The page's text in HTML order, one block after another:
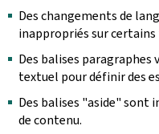
Des changements de
inappropriés sur certains
Des balises
textuel pour définir des
Des balises "aside" sont
de contenu.